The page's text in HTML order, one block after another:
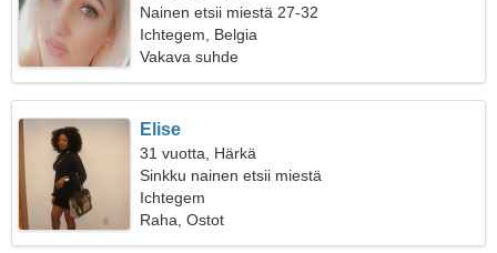
Nainen etsii miestä 27-32
Ichtegem, Belgia
Vakava suhde
Elise
31 vuotta, Härkä
Sinkku nainen etsii miestä
Ichtegem
Raha, Ostot